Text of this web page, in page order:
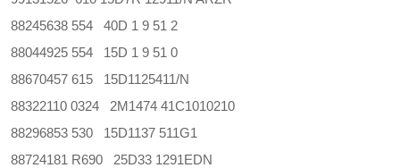
88245638 554 40D 1 9 51 2
88044925 554 15D 1 9 51 0
88670457 615 15D1125411/N
88322110 0324 2M1474 41C1010210
88296853 530 15D1137 511G1
88724181 R690 25D33 1291EDN